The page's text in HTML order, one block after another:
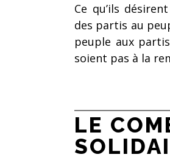
Ce qu’ils
des partis au
peuple aux
soient pas à la
LE